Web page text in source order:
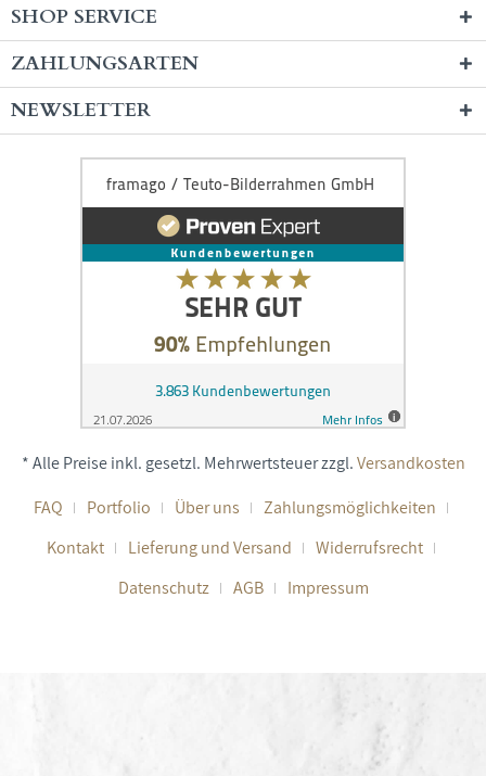
SHOP SERVICE
ZAHLUNGSARTEN
NEWSLETTER
* Alle Preise inkl. gesetzl. Mehrwertsteuer zzgl.Versandkosten
FAQ
Portfolio Über uns
Zahlungsmöglichkeiten
Kontakt
Lieferung und Versand
Widerrufsrecht
Datenschutz
AGB Impressum